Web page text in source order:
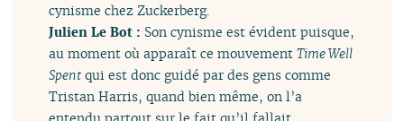
cynisme chez Zuckerberg.
Julien Le Bot : Son cynisme est évident puisque,
au moment où apparaît ce mouvementTime Well
Spent qui est donc guidé par des gens comme
Tristan Harris, quand bien même, on l’a